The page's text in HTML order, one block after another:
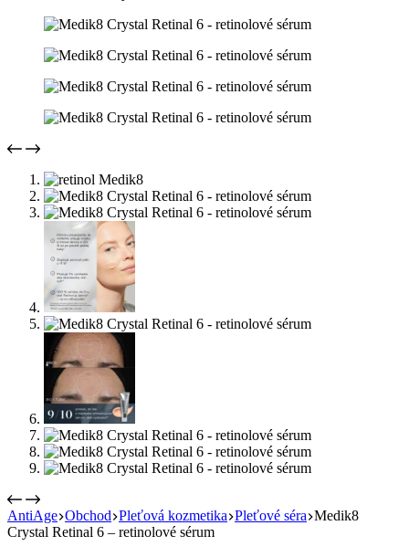
AntiAge Obchod Pleťová kozmetika Pleťové séra Medik8
Crystal Retinal 6 – retinolové sérum